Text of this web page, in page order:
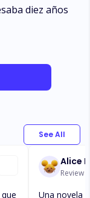
diez años
See All
Alice
Review
Una novela